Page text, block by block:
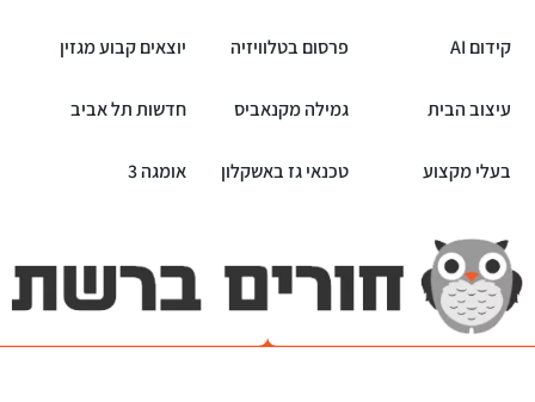
קידום AI פרסום בטלוויזיה יוצאים קבוע מגזין
עיצוב הבית גמילה מקנאביס חדשות תל אביב
בעלי מקצוע טכנאי גז באשקלון אומגה 3